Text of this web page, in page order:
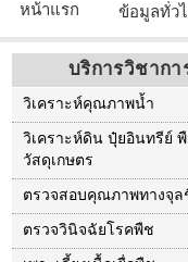
หน้าแรก ข้อมูลทั่ว
บริการวิชากา
วิเคราะห์คุณภาพน้ำ
วิเคราะห์ดิน ปุ๋ยอินทรีย์
วัสดุเกษตร
ตรวจสอบคุณภาพทางจุล
ตรวจวินิจฉัยโรคพืช